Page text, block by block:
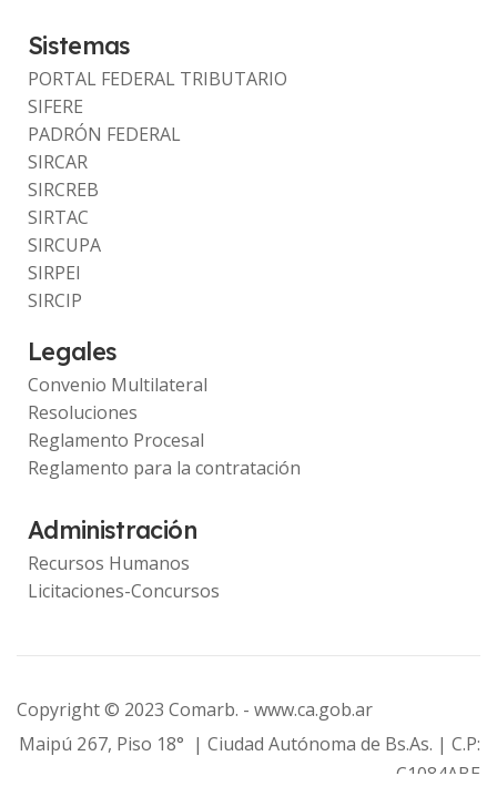
Sistemas
PORTAL FEDERAL TRIBUTARIO
SIFERE
PADRÓN FEDERAL
SIRCAR
SIRCREB
SIRTAC
SIRCUPA
SIRPEI
SIRCIP
Legales
Convenio Multilateral
Resoluciones
Reglamento Procesal
Reglamento para la contratación
Administración
Recursos Humanos
Licitaciones-Concursos
Copyright © 2023 Comarb. -www.ca.gob.ar
Maipú 267, Piso 18° | Ciudad Autónoma de Bs.As. | C.P:
C1084ABE